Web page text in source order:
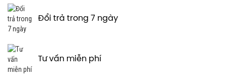
Đổi trả trong 7 ngày
Tư vấn miễn phí